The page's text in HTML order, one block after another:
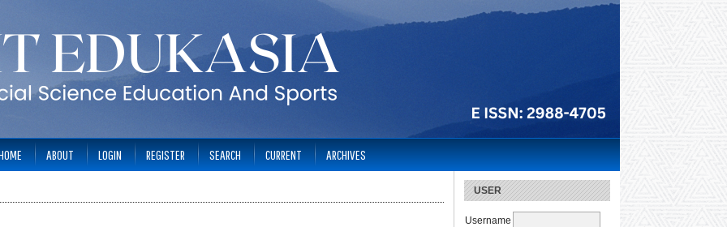
USER
Username
ABOUT LOGIN REGISTER SEARCH CURRENT ARCHIVES